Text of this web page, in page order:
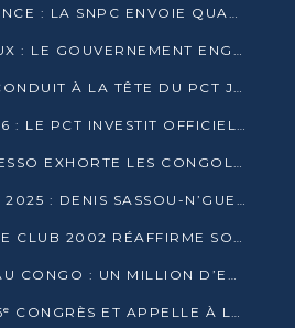
BOURSES D’EXCELLENCE : LA SNPC ENVOIE QUATRE NOUVEAUX TALENTS CONGOLAIS SE FORMER À BAKOU
MARCHÉS DOMANIAUX : LE GOUVERNEMENT ENGAGE LA STRUCTURATION DES TAXES D’ASSAINISSEMENT
PIERRE MOUSSA RECONDUIT À LA TÊTE DU PCT JUSQU’EN 2031
PRÉSIDENTIELLE 2026 : LE PCT INVESTIT OFFICIELLEMENT DENIS SASSOU NGUESSO
DENIS SASSOU-N’GUESSO EXHORTE LES CONGOLAIS À L’UNITÉ ET AU FAIR-PLAY DÉMOCRATIQUE EN 2026
RÉVEILLON D’ARMES 2025 : DENIS SASSOU-N’GUESSO GARANTIT DES ÉLECTIONS 2026 PAISIBLES ET SÉCURISÉES
CONGRÈS DU PCT : LE CLUB 2002 RÉAFFIRME SON SOUTIEN À DENIS SASSOU-N’GUESSO POUR 2026
ENTREPRENEURIAT AU CONGO : UN MILLION D’EUROS POUR FINANCER LES STARTUPS DÈS 2026
LE PCT OUVRE SON 6ᵉ CONGRÈS ET APPELLE À LA CANDIDATURE DE DENIS SASSOU NGUESSO